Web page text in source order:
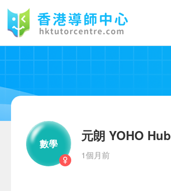
數學
元朗 YOHO Hub
1個月前